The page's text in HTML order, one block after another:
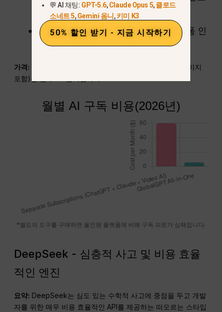
하지 않으며 지리적 차단이 없습니다.
단점:독립형 네이티브 앱이 아닌 플랫폼 인
터페이스입니다.
가격: 기본 요금제는 월 $5.8달러, 프로 요금제(동영상/이미지
포함)는 월 $10.8달러입니다.
월별 AI 구독 비용(2026년)
*별도의 도구를 구매하면 올인원 플랫폼에 비해 구독 피로가 심해집니다.
DeepSeek - 심층적 사고 및 비용 효율
적인 엔진
요약: DeepSeek는 심도 있는 수학적 사고에 중점을 두고 개발
자를 위한 매우 비용 효율적인 API를 제공하는 떠오르는 스타입
💬 AI 채팅: GPT-5.6,Claude Opus 5,클로드
소네트 5,Gemini 옴니 ,키미 K3
50% 할인 받기 - 지금 시작하기